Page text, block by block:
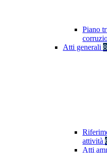
Piano
Atti generali
attività
Atti